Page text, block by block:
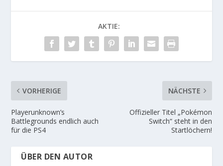
AKTIE:
VORHERIGE
Playerunknown’s
Battlegrounds endlich auch
für die PS4
NÄCHSTE
Offizieller Titel „Pokémon
Switch“ steht in den
Startlöchern!
ÜBER DEN AUTOR